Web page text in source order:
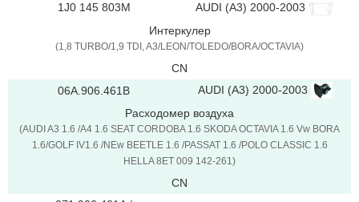
1J0 145 803M
AUDI (A3) 2000-2003
Интеркулер
(1,8 TURBO/1,9 TDI, A3/LEON/TOLEDO/BORA/OCTAVIA)
CN
06A.906.461B
AUDI (A3) 2000-2003
Расходомер воздуха
(AUDI A3 1.6 /A4 1.6 SEAT CORDOBA 1.6 SKODA OCTAVIA 1.6 Vw BORA
1.6/GOLF IV1.6 /NEw BEETLE 1.6 /PASSAT 1.6 /POLO CLASSIC 1.6
HELLA 8ET 009 142-261)
CN